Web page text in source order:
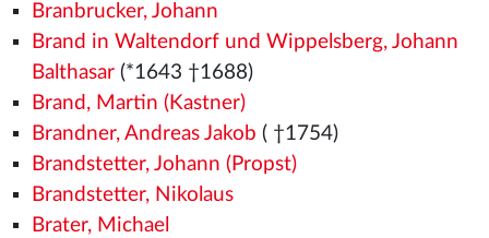
Branbrucker, Johann
Brand in Waltendorf und Wippelsberg, Johann
Balthasar(*1643 †1688)
Brand, Martin (Kastner)
Brandner, Andreas Jakob ( †1754)
Brandstetter, Johann (Propst)
Brandstetter, Nikolaus
Brater, Michael